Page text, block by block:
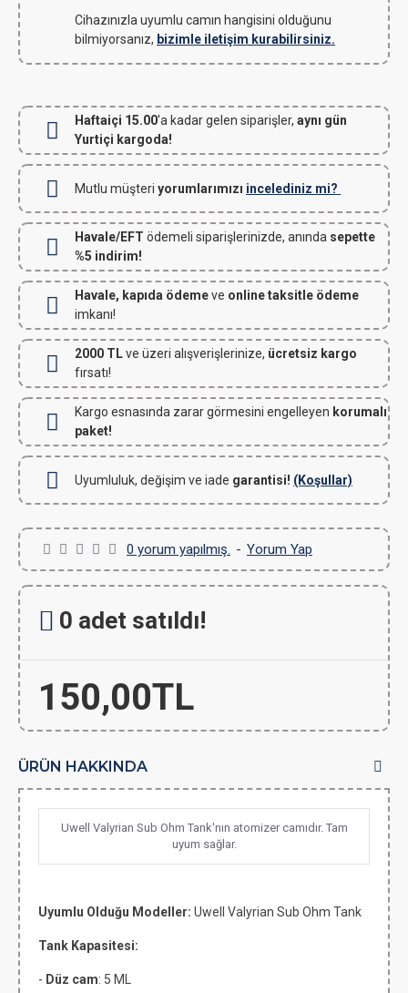
Cihazınızla uyumlu camın hangisini olduğunu
bilmiyorsanız, bizimle iletişim kurabilirsiniz.
Haftaiçi 15.00'a kadar gelen siparişler, aynı gün
Yurtiçi kargoda!
Mutlu müşteri yorumlarımızı incelediniz mi?
Havale/EFT ödemeli siparişlerinizde, anında sepette
%5 indirim!
Havale, kapıda ödemeve online taksitle ödeme
imkanı!
2000 TLve üzeri alışverişlerinize, ücretsiz kargo
fırsatı!
Kargo esnasında zarar görmesini engelleyen korumalı
paket!
Uyumluluk, değişim ve iade garantisi! (Koşullar)
0 yorum yapılmış. - Yorum Yap
150,00TL
0 adet satıldı!
ÜRÜN HAKKINDA
Uwell Valyrian Sub Ohm Tank'nın atomizer camıdır. Tam
uyum sağlar.
Uyumlu Olduğu Modeller: Uwell Valyrian Sub Ohm Tank
Tank Kapasitesi:
- Düz cam: 5 ML